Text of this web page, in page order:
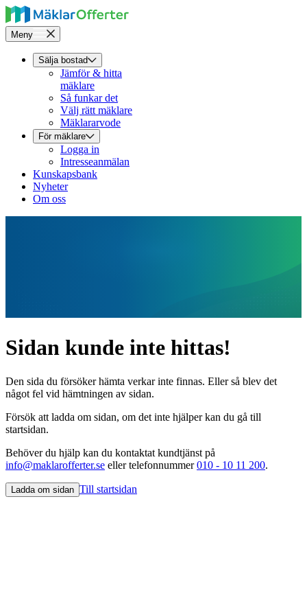
Meny
Sälja bostad
Jämför & hitta
mäklare
Så funkar det
Välj rätt mäklare
Mäklararvode
För mäklare
Logga in
Intresseanmälan
Kunskapsbank
Nyheter
Om oss
Sidan kunde inte hittas!
Den sida du försöker hämta verkar inte finnas. Eller så blev det
något fel vid hämtningen av sidan.
Försök att ladda om sidan, om det inte hjälper kan du gå till
startsidan.
Behöver du hjälp kan du kontaktat kundtjänst på
info@maklarofferter.se eller telefonnummer010 - 10 11 200.
Ladda om sidan Till startsidan